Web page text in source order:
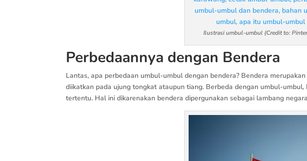
Ilustrasi umbul-umbul (Credit to:
Perbedaannya dengan Bendera
Lantas, apa perbedaan umbul-umbul dengan bendera? Bendera
diikatkan pada ujung tongkat ataupun tiang. Berbeda dengan umbul-
tertentu. Hal ini dikarenakan bendera dipergunakan sebagai lambang